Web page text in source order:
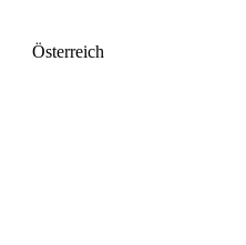
Österreich